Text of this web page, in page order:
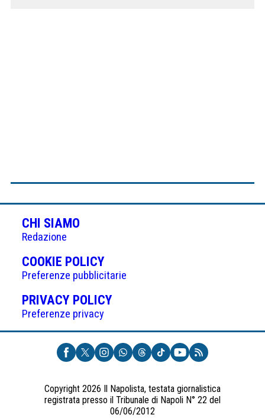
CHI SIAMO
Redazione
COOKIE POLICY(APRE
IN
UNA
NUOVA
Preferenze pubblicitarie
PRIVACY POLICY(APRE
UNA
NUOVA
SCHEDA)
Preferenze privacy
Copyright 2026 Il Napolista, testata giornalistica
registrata presso il Tribunale di Napoli N° 22 del
06/06/2012